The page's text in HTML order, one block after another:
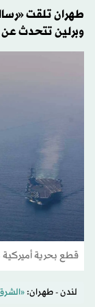
طهران تلقت
وبرلين تتحدث عن
قطع بحرية
لندن - طهران: